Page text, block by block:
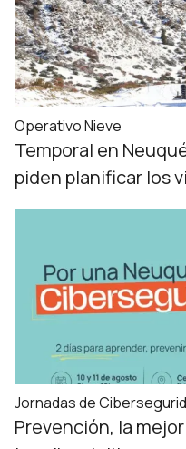
Operativo Nieve
Temporal en
piden planificar los
Jornadas de
Prevención, la